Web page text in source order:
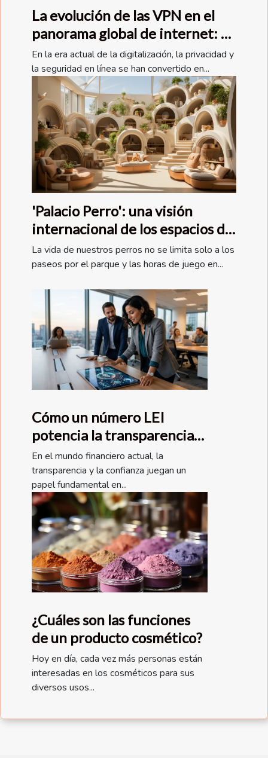
La evolución de las VPN en el
panorama global de internet: El
caso de CyberGhost
En la era actual de la digitalización, la privacidad y
la seguridad en línea se han convertido en...
'Palacio Perro': una visión
internacional de los espacios de
vida para perros
La vida de nuestros perros no se limita solo a los
paseos por el parque y las horas de juego en...
Cómo un número LEI
potencia la transparencia
financiera global
En el mundo financiero actual, la
transparencia y la confianza juegan un
papel fundamental en...
¿Cuáles son las funciones
de un producto cosmético?
Hoy en día, cada vez más personas están
interesadas en los cosméticos para sus
diversos usos...